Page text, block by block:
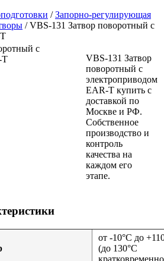
/Запорно-регулирующая
/VBS-131 Затвор поворотный с
VBS-131 Затвор
поворотный с
электроприводом
EAR-T купить с
доставкой по
Москве и РФ.
Собственное
производство и
контроль
качества на
каждом его
этапе.
от -10°C до
(до 130°С